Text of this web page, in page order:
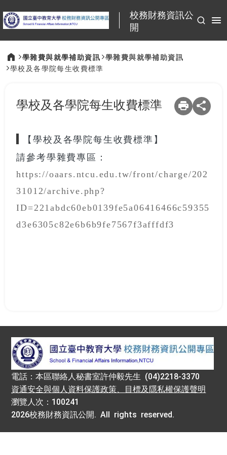
校務財務資訊公
開
學雜費與就學補助資訊
學雜費與就學補助資訊
學校及各學院每生收費標準
學校及各學院每生收費標準
【學校及各學院每生收費標準】
請參考學雜費專區：
https://oaars.ntcu.edu.tw/front/charge/202
31012/archive.php?
ID=221abdc60eb0139fe5a06416466c59355
d3e6305c82e6b6b9fe7567f3afffdf3
電話：本區聯絡人秘書室許仲毅先生 (04)2218-3370
資通安全與個人資料保護政策、目標及隱私權保護聲明
瀏覽人次：100241
2026校務財務資訊公開. All rights reserved.